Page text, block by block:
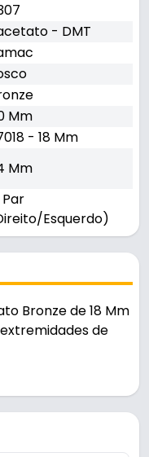
- DMT
Mm
- 18 Mm
Mm
Esquerdo)
Bronze de 18 Mm
de
Possui encaixe